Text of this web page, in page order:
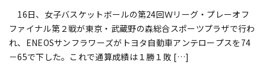
16日、女子バスケットボールの第24回Ｗリーグ・プレーオフ
ファイナル第２戦が東京・武蔵野の森総合スポーツプラザで行わ
れ、ENEOSサンフラワーズがトヨタ自動車アンテロープスを74
－65で下した。これで通算成績は１勝１敗 […]